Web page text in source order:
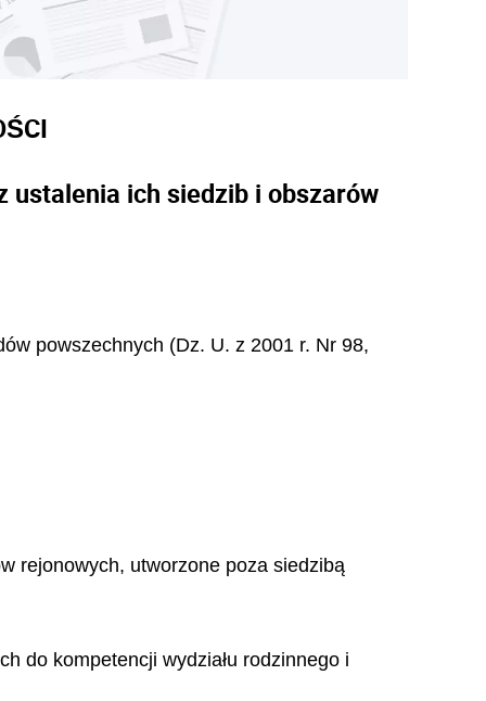
ustalenia ich siedzib i obszarów
powszechnych (Dz. U. z 2001 r. Nr 98,
rejonowych, utworzone poza siedzibą
do kompetencji wydziału rodzinnego i